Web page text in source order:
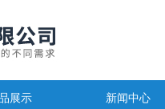
展示 新闻中心